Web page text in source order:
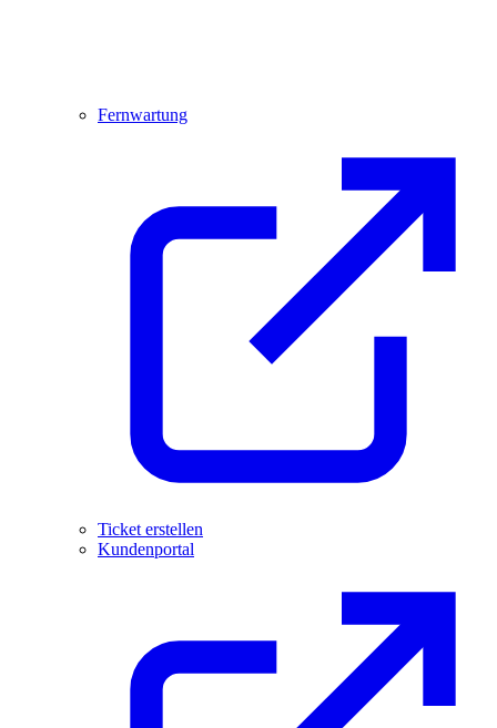
Fernwartung
Ticket erstellen
Kundenportal